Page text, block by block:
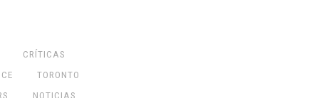
CRÍTICAS
TORONTO
NOTICIAS